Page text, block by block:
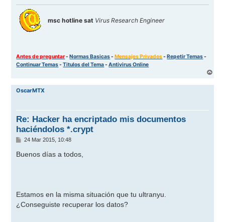
msc hotline sat Virus Research Engineer
Antes de preguntar-Normas Basicas-Mensajes Privados-Repetir Temas-
Continuar Temas-Titulos del Tema-Antivirus Online
r
OscarMTX
Re: Hacker ha encriptado mis documentos
haciéndolos *.crypt
M
n
s
24 Mar 2015, 10:48
Buenos días a todos,
Estamos en la misma situación que tu ultranyu.
¿Conseguiste recuperar los datos?